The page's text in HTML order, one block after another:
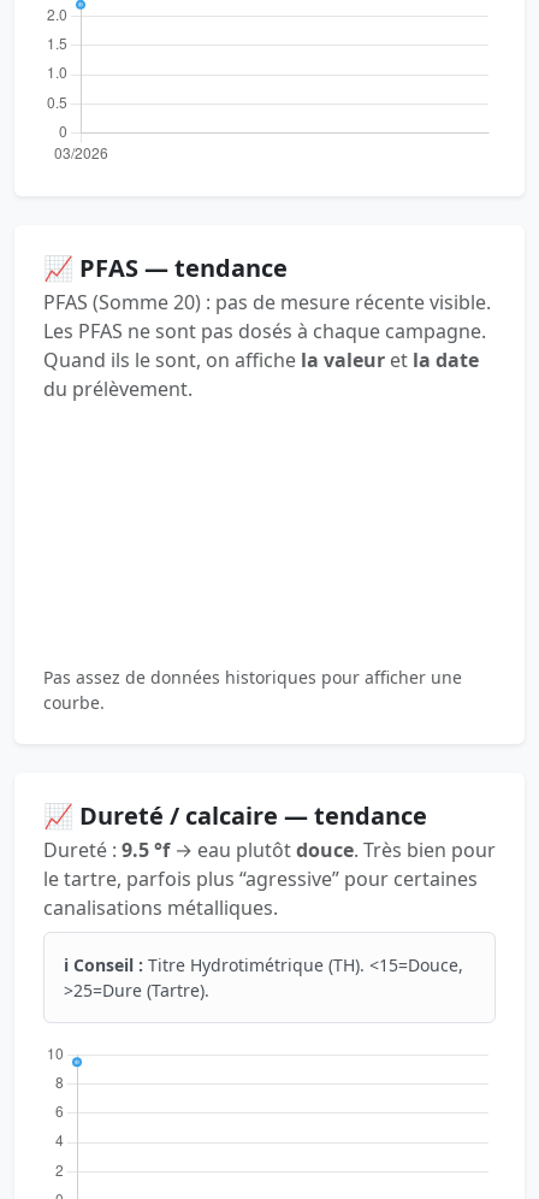
📈 PFAS — tendance
PFAS (Somme 20) : pas de mesure récente visible.
Les PFAS ne sont pas dosés à chaque campagne.
Quand ils le sont, on affiche la valeur et la date
du prélèvement.
Pas assez de données historiques pour afficher une
courbe.
📈 Dureté / calcaire — tendance
Dureté : 9.5 °f→ eau plutôtdouce. Très bien pour
le tartre, parfois plus “agressive” pour certaines
canalisations métalliques.
ℹ️ Conseil : Titre Hydrotimétrique (TH). <15=Douce,
>25=Dure (Tartre).